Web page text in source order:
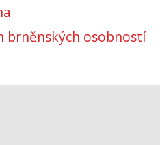
brněnských osobností